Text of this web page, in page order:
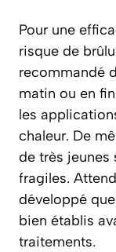
Pour une
risque de
recommandé
matin ou en
les
chaleur. De
de très jeunes
fragiles.
développé
bien établis
traitements.